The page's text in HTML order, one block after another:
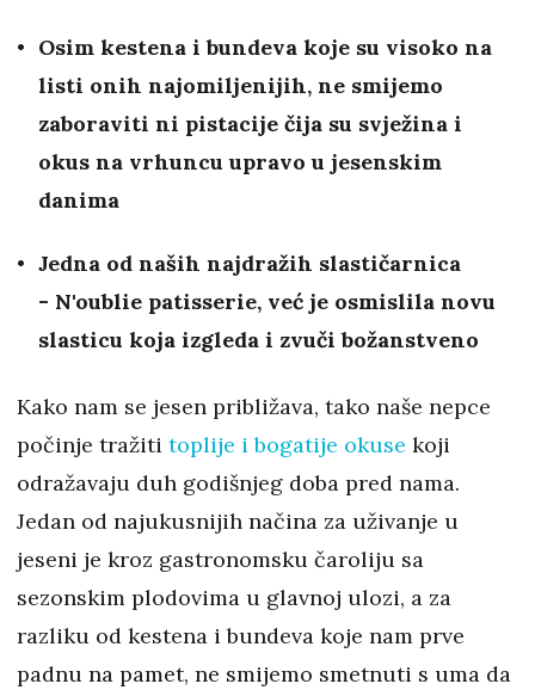
Osim kestena i bundeva koje su visoko na
listi onih najomiljenijih, ne smijemo
zaboraviti ni pistacije čija su svježina i
okus na vrhuncu upravo u jesenskim
danima
Jedna od naših najdražih slastičarnica
- N'oublie patisserie, već je osmislila novu
slasticu koja izgleda i zvuči božanstveno
Kako nam se jesen približava, tako naše nepce
počinje tražiti toplije i bogatije okuse koji
odražavaju duh godišnjeg doba pred nama.
Jedan od najukusnijih načina za uživanje u
jeseni je kroz gastronomsku čaroliju sa
sezonskim plodovima u glavnoj ulozi, a za
razliku od kestena i bundeva koje nam prve
padnu na pamet, ne smijemo smetnuti s uma da